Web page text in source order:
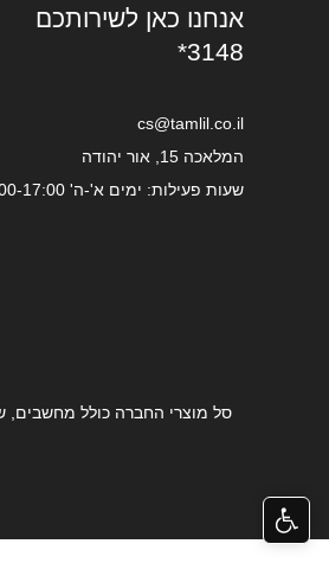
אנחנו כאן לשירותכם
*3148
cs@tamlil.co.il
המלאכה 15, אור יהודה
שעות פעילות: ימים א'-ה' 08:00-17:00 (יום ו' סגור)
סל מוצרי החברה כולל מחשבים,